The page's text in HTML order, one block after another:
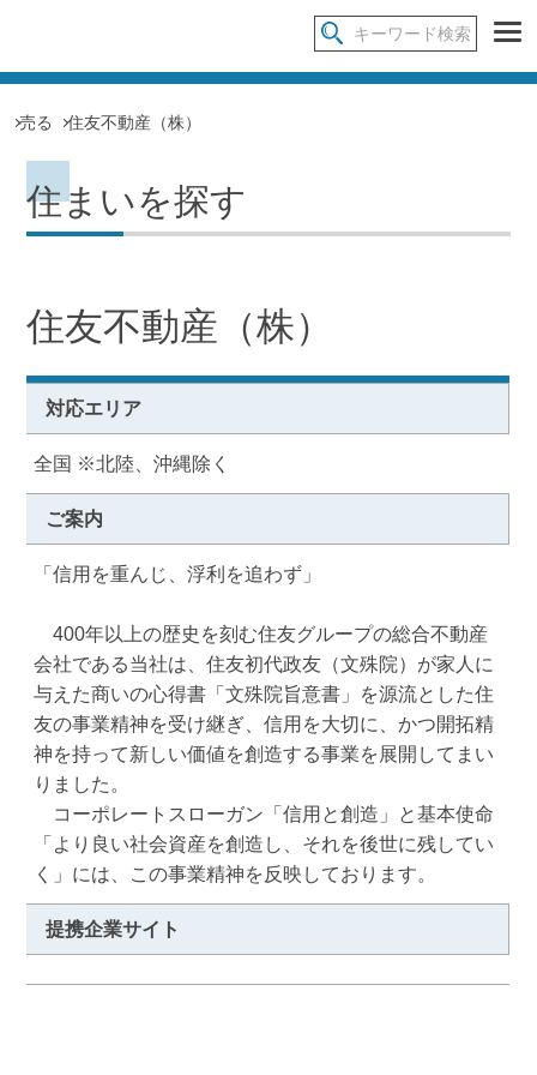
売る 住友不動産（株）
住まいを探す
住友不動産（株）
対応エリア
全国 ※北陸、沖縄除く
ご案内
「信用を重んじ、浮利を追わず」
400年以上の歴史を刻む住友グループの総合不動産
会社である当社は、住友初代政友（文殊院）が家人に
与えた商いの心得書「文殊院旨意書」を源流とした住
友の事業精神を受け継ぎ、信用を大切に、かつ開拓精
神を持って新しい価値を創造する事業を展開してまい
りました。
コーポレートスローガン「信用と創造」と基本使命
「より良い社会資産を創造し、それを後世に残してい
く」には、この事業精神を反映しております。
提携企業サイト